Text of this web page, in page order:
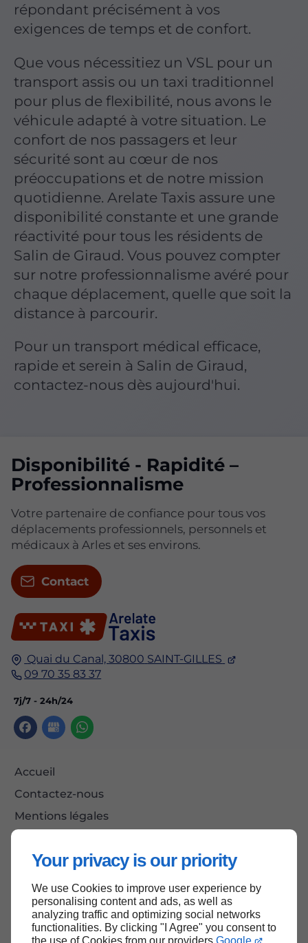
Your privacy is our priority
We use Cookies to improve user experience by
personalising content and ads, as well as
analyzing traffic and optimizing social networks
functionalities. By clicking "I Agree" you consent to
the use of Cookies from our providers Google
répondant précisément à vos
exigences de temps et de confort.
Que vous nécessitiez un VSL pour un
transport assis ou un taxi traditionnel
pour plus de flexibilité, nous avons le
véhicule adapté à votre situation. Le
confort de nos passagers et leur
sécurité sont au cœur de nos
préoccupations et de notre mission
quotidienne. Arelate Taxis assure une
disponibilité constante et une grande
réactivité pour tous les résidents de
Salin de Giraud. Vous pouvez compter
sur notre professionnalisme avéré pour
chaque déplacement, quelle que soit la
distance à parcourir.
Pour un transport médical efficace,
rapide et serein à Salin de Giraud,
contactez-nous dès aujourd'hui.
Quai du Canal,30800 SAINT-GILLES
09 70 35 83 37
7j/7 - 24h/24
Accueil
Contactez-nous
Mentions légales
Disponibilité - Rapidité –
Professionnalisme
Votre partenaire de confiance pour tous vos
déplacements professionnels, personnels et
médicaux à Arles et ses environs.
Contact
Haut de page